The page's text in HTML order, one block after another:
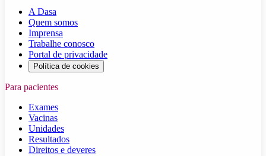
A Dasa
Quem somos
Imprensa
Trabalhe conosco
Portal de privacidade
Política de cookies
Para pacientes
Exames
Vacinas
Unidades
Resultados
Direitos e deveres